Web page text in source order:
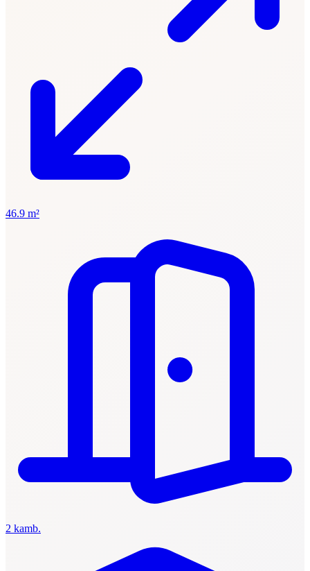
46.9 m²
2 kamb.